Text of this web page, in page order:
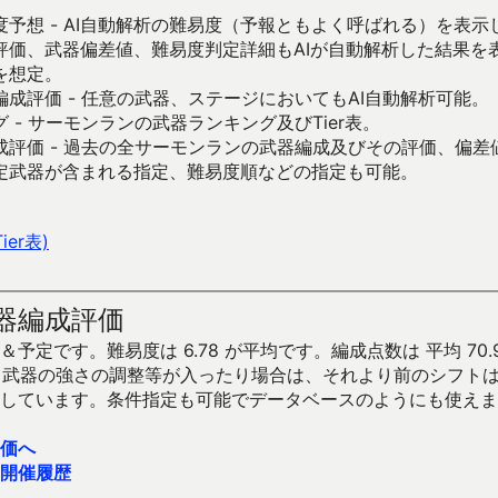
予想 - AI自動解析の難易度（予報ともよく呼ばれる）を表示
価、武器偏差値、難易度判定詳細もAIが自動解析した結果を
定。
評価 - 任意の武器、ステージにおいてもAI自動解析可能。
- サーモンランの武器ランキング及びTier表。
評価 - 過去の全サーモンランの武器編成及びその評価、偏差
器が含まれる指定、難易度順などの指定も可能。
表)
編成評価
予定です。難易度は 6.78 が平均です。編成点数は 平均
器の強さの調整等が入ったり場合は、それより前のシフト
ています。条件指定も可能でデータベースのようにも使え
へ
催履歴